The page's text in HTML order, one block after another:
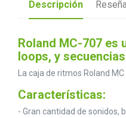
Descripción
Roland MC-707
loops, y secuencias
La caja de ritmos Roland
Características:
- Gran cantidad de sonidos,